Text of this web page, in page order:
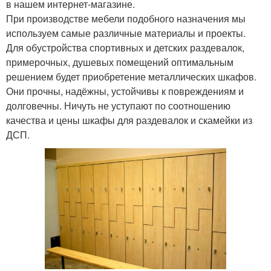
в нашем интернет-магазине.
При производстве мебели подобного назначения мы
используем самые различные материалы и проекты.
Для обустройства спортивных и детских раздевалок,
примерочных, душевых помещений оптимальным
решением будет приобретение металлических шкафов.
Они прочны, надёжны, устойчивы к повреждениям и
долговечны. Ничуть не уступают по соотношению
качества и цены шкафы для раздевалок и скамейки из
ДСП.